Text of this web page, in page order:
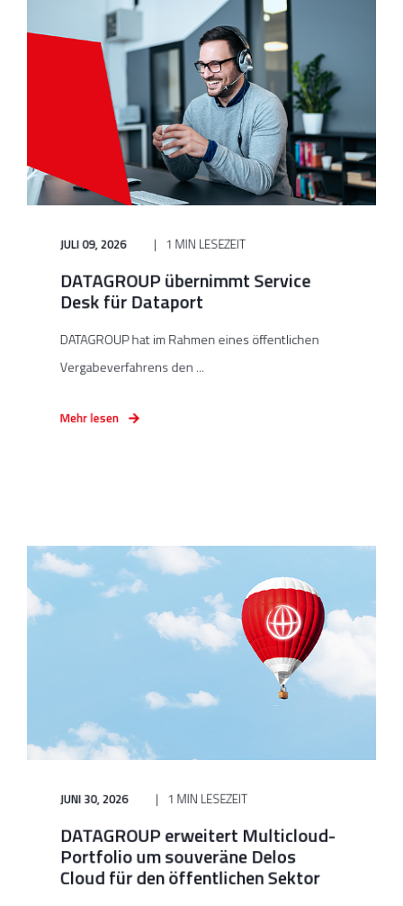
JULI 09, 2026 1 MIN LESEZEIT
DATAGROUP übernimmt Service
Desk für Dataport
DATAGROUP hat im Rahmen eines öffentlichen
Vergabeverfahrens den ...
Mehr lesen
JUNI 30, 2026 1 MIN LESEZEIT
DATAGROUP erweitert Multicloud-
Portfolio um souveräne Delos
Cloud für den öffentlichen Sektor